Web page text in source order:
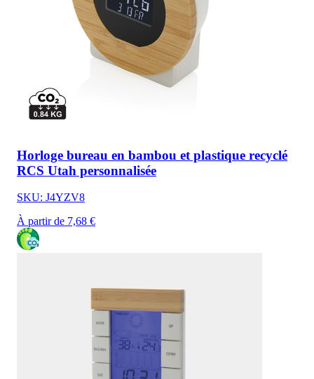
Horloge bureau en bambou et plastique recyclé
RCS Utah personnalisée
SKU: J4YZV8
À partir de 7,68 €